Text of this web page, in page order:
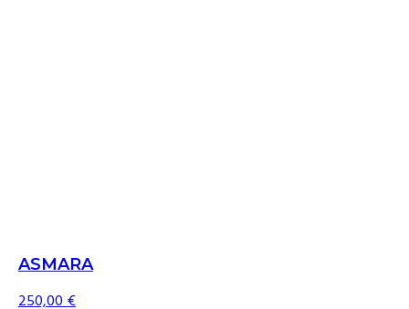
ASMARA
250,00€